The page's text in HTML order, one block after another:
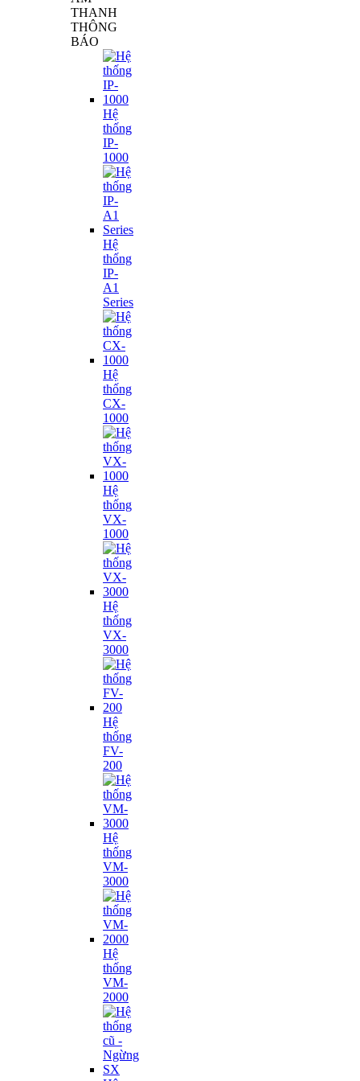
THANH
THÔNG
BÁO
Hệ
thống
IP-
1000
Hệ
thống
IP-
A1
Series
Hệ
thống
CX-
1000
Hệ
thống
VX-
1000
Hệ
thống
VX-
3000
Hệ
thống
FV-
200
Hệ
thống
VM-
3000
Hệ
thống
VM-
2000